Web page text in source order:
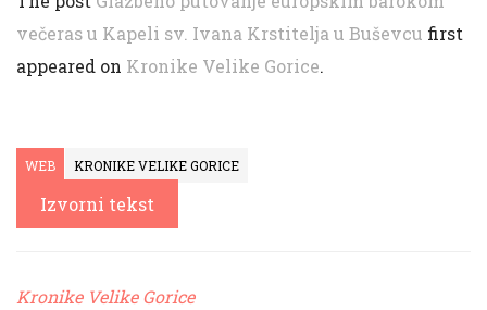
večeras u Kapeli sv. Ivana Krstitelja u Buševcu first
appeared on Kronike Velike Gorice.
WEB KRONIKE VELIKE GORICE
Izvorni tekst
Kronike Velike Gorice